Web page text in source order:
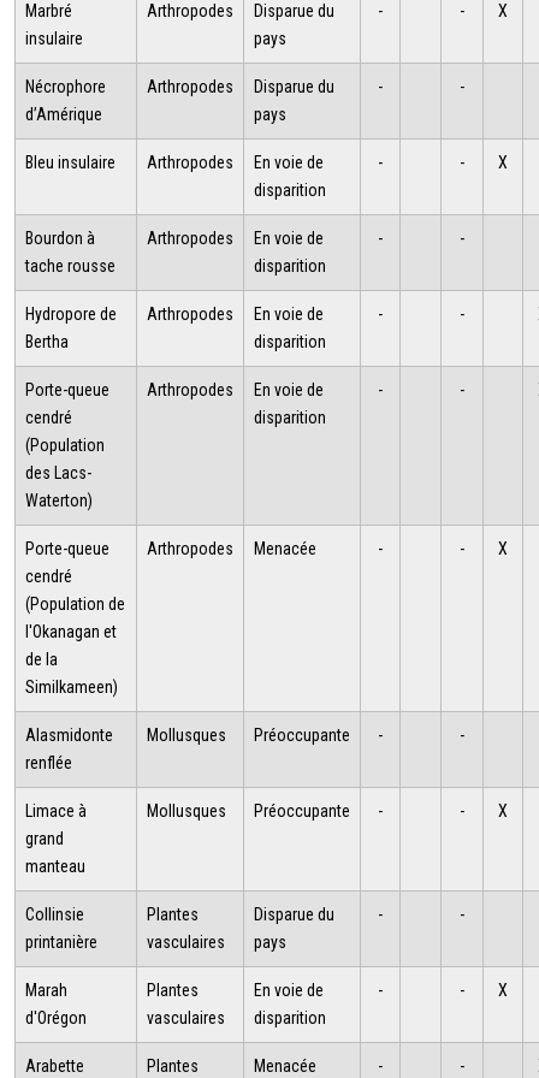
Marbré
insulaire
Arthropodes
Disparue du
pays
- - X
Nécrophore
d’Amérique
Arthropodes
Disparue du
pays
- -
Bleu insulaire Arthropodes
En voie de
disparition
- - X
Bourdon à
tache rousse
Arthropodes
En voie de
disparition
- -
Hydropore de
Bertha
Arthropodes
En voie de
disparition
- -
Porte-queue
cendré
(Population
des Lacs-
Waterton)
Arthropodes
En voie de
disparition
- -
Porte-queue
cendré
(Population de
l'Okanagan et
de la
Similkameen)
Arthropodes Menacée - - X
Alasmidonte
renflée
Mollusques Préoccupante - -
Limace à
grand
manteau
Mollusques Préoccupante - - X
Collinsie
printanière
Plantes
vasculaires
Disparue du
pays
- -
Marah
d'Orégon
Plantes
vasculaires
En voie de
disparition
- - X
Arabette
Plantes
Menacée - -